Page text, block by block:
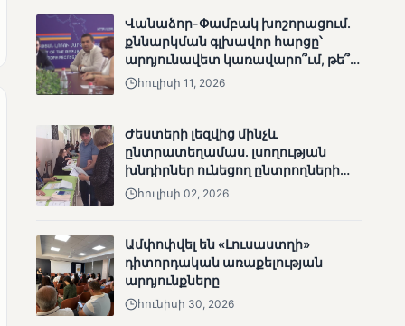
Մատչելի
ընտրություններ՝ դեռևս
չլուծված խնդիրներով.
«Լուսաստղի»
դիտորդական
արդյունքները
Վանաձոր-Փամբակ խոշորացում.
քննարկման գլխավոր հարցը՝
արդյունավետ կառավարո՞ւմ, թե՞
քաղաքական նպատակ
հուլիսի 11, 2026
Ժեստերի լեզվից մինչև
ընտրատեղամաս. լսողության
խնդիրներ ունեցող ընտրողների
ճանապարհը
հուլիսի 02, 2026
Ամփոփվել են «Լուսաստղի»
դիտորդական առաքելության
արդյունքները
հունիսի 30, 2026